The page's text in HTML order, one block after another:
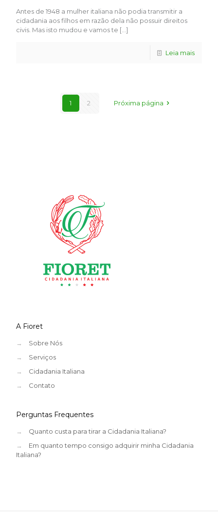
Antes de 1948 a mulher italiana não podia transmitir a
cidadania aos filhos em razão dela não possuir direitos
civis. Mas isto mudou e vamos te […]
Leia mais
1 2 Próxima página
A Fioret
→
Sobre Nós
→
Serviços
→
Cidadania Italiana
→
Contato
Perguntas Frequentes
→
Quanto custa para tirar a Cidadania Italiana?
→
Em quanto tempo consigo adquirir minha Cidadania
Italiana?